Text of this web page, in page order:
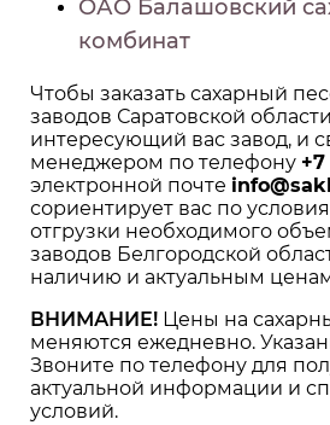
ОАО Балашовский
комбинат
Чтобы заказать сахарный
заводов Саратовской
интересующий вас завод, и
менеджером по телефону +7
электронной почте
сориентирует вас по
отгрузки необходимого
заводов Белгородской
наличию и актуальным
ВНИМАНИЕ! Цены на
меняются ежедневно.
Звоните по телефону для
актуальной информации и
условий.